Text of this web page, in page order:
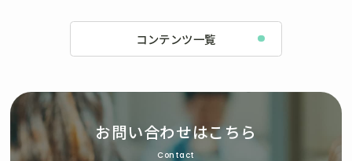
コンテンツ一覧
お問い合わせはこちら
Contact